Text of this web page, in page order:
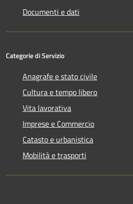
Documenti e dati
Categorie di Servizio
Anagrafe e stato civile
Cultura e tempo libero
Vita lavorativa
Imprese e Commercio
Catasto e urbanistica
Mobilità e trasporti